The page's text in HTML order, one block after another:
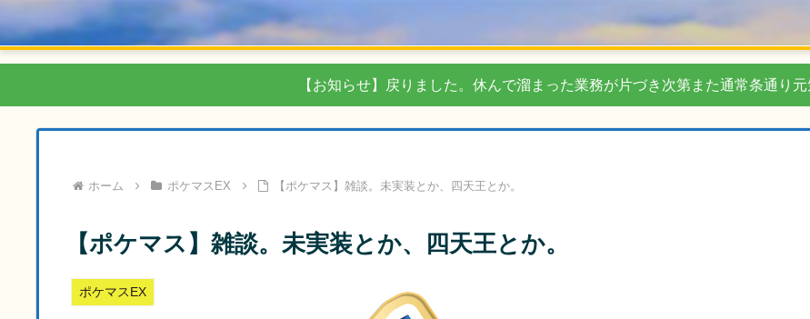
【お知らせ】戻りました。休んで溜まった業務が片づき次第また通常条通り元
ホーム ポケマスEX 【ポケマス】雑談。未実装とか、四天王とか。
【ポケマス】雑談。未実装とか、四天王とか。
ポケマスEX